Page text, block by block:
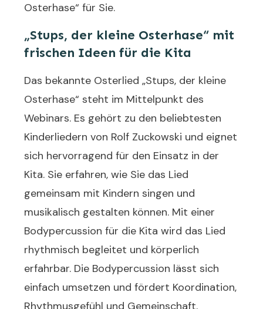
Osterhase“ für Sie.
„Stups, der kleine Osterhase“ mit
frischen Ideen für die Kita
Das bekannte Osterlied „Stups, der kleine
Osterhase“ steht im Mittelpunkt des
Webinars. Es gehört zu den beliebtesten
Kinderliedern von Rolf Zuckowski und eignet
sich hervorragend für den Einsatz in der
Kita. Sie erfahren, wie Sie das Lied
gemeinsam mit Kindern singen und
musikalisch gestalten können. Mit einer
Bodypercussion für die Kita wird das Lied
rhythmisch begleitet und körperlich
erfahrbar. Die Bodypercussion lässt sich
einfach umsetzen und fördert Koordination,
Rhythmusgefühl und Gemeinschaft.